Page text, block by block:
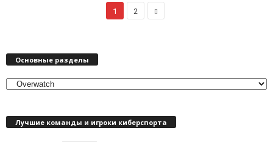
1 2
Основные разделы
Лучшие команды и игроки киберспорта